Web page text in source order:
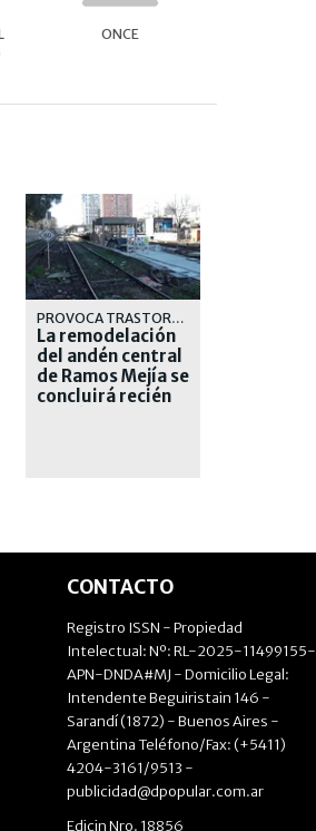
ONCE
PROVOCA TRASTORNOS A LOS PASAJEROS Y AL SERVICIO DE LA LINEA SARMIENTO
La remodelación
del andén central
de Ramos Mejía se
concluirá recién
CONTACTO
Registro ISSN - Propiedad
Intelectual: Nº: RL-2025-11499155-
APN-DNDA#MJ - Domicilio Legal:
Intendente Beguiristain 146 -
Sarandí (1872) - Buenos Aires -
Argentina Teléfono/Fax: (+5411)
4204-3161/9513 -
publicidad@dpopular.com.ar
Edicin Nro. 18856